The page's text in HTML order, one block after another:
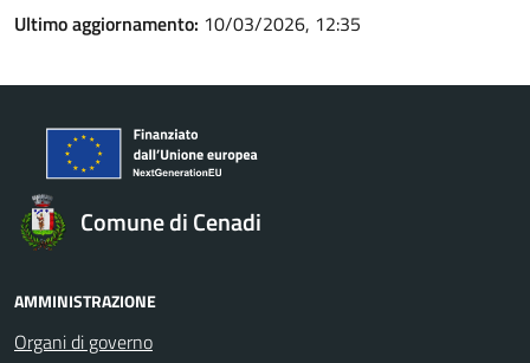
Ultimo aggiornamento: 10/03/2026, 12:35
Comune di Cenadi
AMMINISTRAZIONE
Organi di governo